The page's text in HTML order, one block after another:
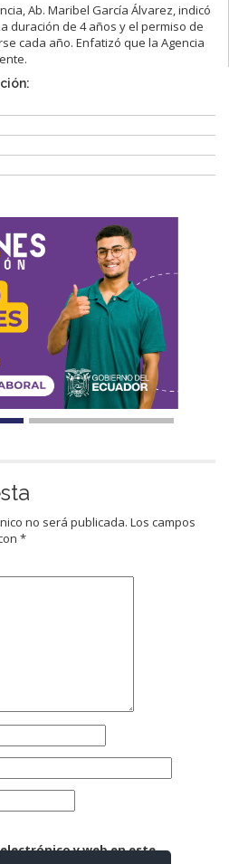
Ab. Maribel García Álvarez, indicó
duración de 4 años y el permiso de
cada año. Enfatizó que la Agencia
no será publicada. Los campos
*
y web en este